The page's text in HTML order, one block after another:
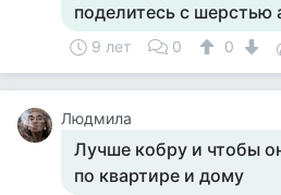
поделитесь с шерстью
9 лет 0 0
Людмила
Лучше кобру и чтобы
по квартире и дому